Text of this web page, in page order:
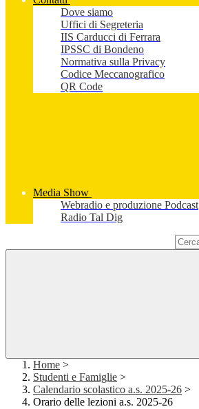
Dove siamo
Uffici di Segreteria
IIS Carducci di Ferrara
IPSSC di Bondeno
Normativa sulla Privacy
Codice Meccanografico
QR Code
Media Show
Webradio e produzione Podcast
Radio Tal Dig
Home >
Studenti e Famiglie >
Calendario scolastico a.s. 2025-26 >
Orario delle lezioni a.s. 2025-26